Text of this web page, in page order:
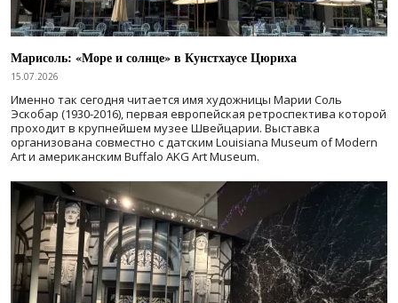
Марисоль: «Море и солнце» в Кунстхаусе Цюриха
15.07.2026
Именно так сегодня читается имя художницы Марии Соль
Эскобар (1930-2016), первая европейская ретроспектива которой
проходит в крупнейшем музее Швейцарии. Выставка
организована совместно с датским Louisiana Museum of Modern
Art и американским Buffalo AKG Art Museum.